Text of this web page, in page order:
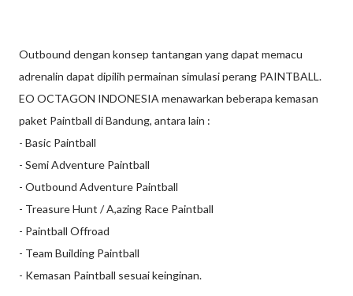
Outbound dengan konsep tantangan yang dapat memacu
adrenalin dapat dipilih permainan simulasi perang PAINTBALL.
EO OCTAGON INDONESIA menawarkan beberapa kemasan
paket Paintball di Bandung, antara lain :
- Basic Paintball
- Semi Adventure Paintball
- Outbound Adventure Paintball
- Treasure Hunt / A,azing Race Paintball
- Paintball Offroad
- Team Building Paintball
- Kemasan Paintball sesuai keinginan.